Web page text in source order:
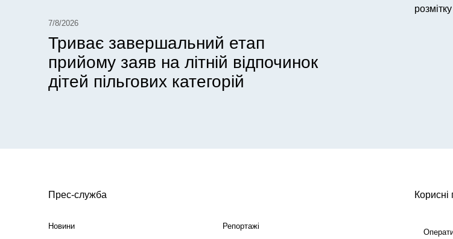
7/8/2026
Триває завершальний етап
прийому заяв на літній відпочинок
дітей пільгових категорій
Прес-служба
Новини
Репортажі